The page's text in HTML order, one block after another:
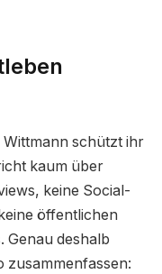
Wittmann schützt ihr
kaum über
keine Social-
öffentlichen
Genau deshalb
zusammenfassen: